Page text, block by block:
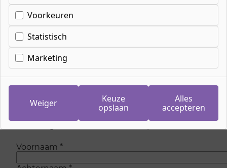
Inschrijven wachtlijst
meeloopdag Helpende
Zorg en Welzijn
Op dit moment zijn is er geen plaats meer om
mee te lopen bij de opleiding. Maar wees
gerust, we voegen regelmatig nieuwe plaatsen
toe. Laat je gegevens achter en we sturen je
Voornaam *
Voorkeuren
Statistisch
Marketing
Weiger
Keuze
opslaan
Alles
accepteren